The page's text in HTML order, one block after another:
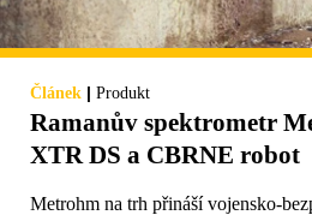
Článek | Produkt
Ramanův spektrometr
XTR DS a CBRNE robot
Metrohm na trh přináší vojensko-